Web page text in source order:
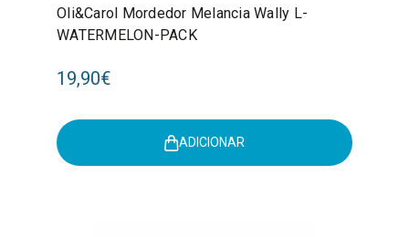
Oli&Carol Mordedor Melancia Wally L-
WATERMELON-PACK
19,90€
ADICIONAR